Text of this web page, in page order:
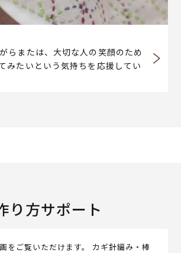
らまたは、大切な人の笑顔のため
みたいという気持ちを応援してい
り方サポート
をご覧いただけます。 カギ針編み・棒